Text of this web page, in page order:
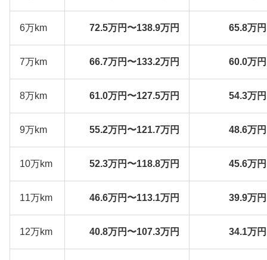
6万km 72.5万円〜138.9万円 65.8万
7万km 66.7万円〜133.2万円 60.0万
8万km 61.0万円〜127.5万円 54.3万
9万km 55.2万円〜121.7万円 48.6万
10万km 52.3万円〜118.8万円 45.6万
11万km 46.6万円〜113.1万円 39.9万
12万km 40.8万円〜107.3万円 34.1万